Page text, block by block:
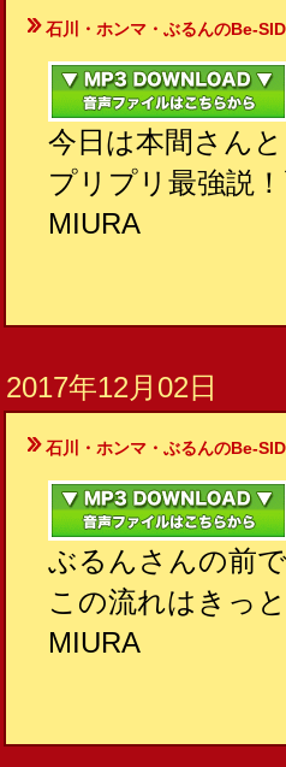
石川・ホンマ・ぶるんのBe-
今日は本間さん
プリプリ最強説
MIURA
2017年12月02日
石川・ホンマ・ぶるんのBe-
ぶるんさんの前
この流れはきっ
MIURA